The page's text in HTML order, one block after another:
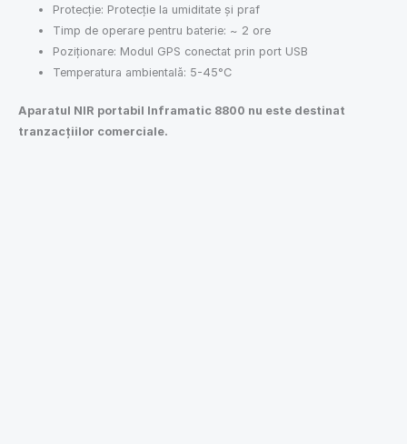
Protecţie: Protecţie la umiditate şi praf
Timp de operare pentru baterie: ~ 2 ore
Poziţionare: Modul GPS conectat prin port USB
Temperatura ambientală: 5-45°C
Aparatul NIR portabil Inframatic 8800 nu este destinat
tranzacţiilor comerciale.